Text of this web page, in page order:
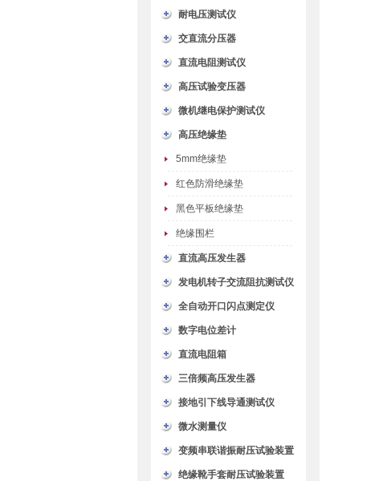
耐电压测试仪
交直流分压器
直流电阻测试仪
高压试验变压器
微机继电保护测试仪
高压绝缘垫
5mm绝缘垫
红色防滑绝缘垫
黑色平板绝缘垫
绝缘围栏
直流高压发生器
发电机转子交流阻抗测试仪
全自动开口闪点测定仪
数字电位差计
直流电阻箱
三倍频高压发生器
接地引下线导通测试仪
微水测量仪
变频串联谐振耐压试验装置
绝缘靴手套耐压试验装置